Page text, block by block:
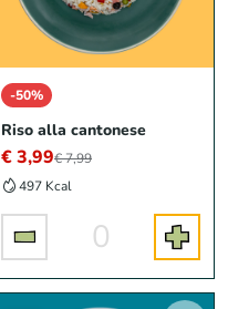
-50%
Riso alla cantonese
€ 3,99€ 7,99
497 Kcal
0